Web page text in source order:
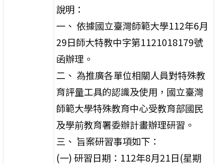
說明：
一、 依據國立臺灣師範大學112年6月
29日師大特教中字第1121018179號
函辦理。
二、 為推廣各單位相關人員對特殊教
育評量工具的認識及使用，國立臺灣
師範大學特殊教育中心受教育部國民
及學前教育署委辦計畫辦理研習。
三、 旨案研習事項如下：
(一) 研習日期：112年8月21日(星期